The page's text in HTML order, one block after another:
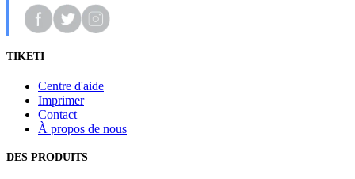
TIKETI
Centre d'aide
Imprimer
Contact
À propos de nous
DES PRODUITS